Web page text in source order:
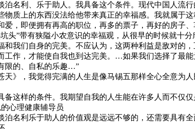
名利、乐于助人。我具备这个条件。现代中国人流
质上的东西没法给他带来真正的幸福感。我就属于
，即便拥有再高的职位，再多的票子，再好的房子
头”带有狭隘小农意识的幸福观，从很早的时候就十
我们自身的完美。不应认为，这两种利益是敌对的
工作，才能使自我也到达完美。…如果我们选择了最
限的、自私的乐趣…”
》，我觉得完满的人生是像马锡五那样全心全意为
这样的条件。我期望自我的人生能在许多人而不仅
心理健康辅导员
名利乐于助人的价值观是远远不够的，还需要具有